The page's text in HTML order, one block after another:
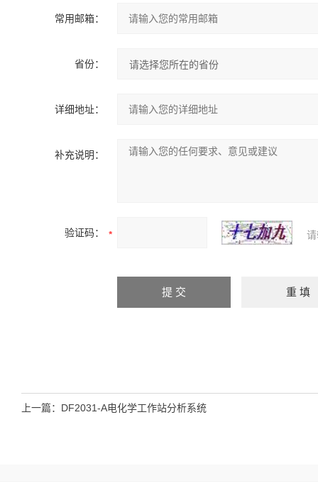
常用邮箱：
省份：
详细地址：
补充说明：
验证码：
上一篇： DF2031-A电化学工作站分析系统